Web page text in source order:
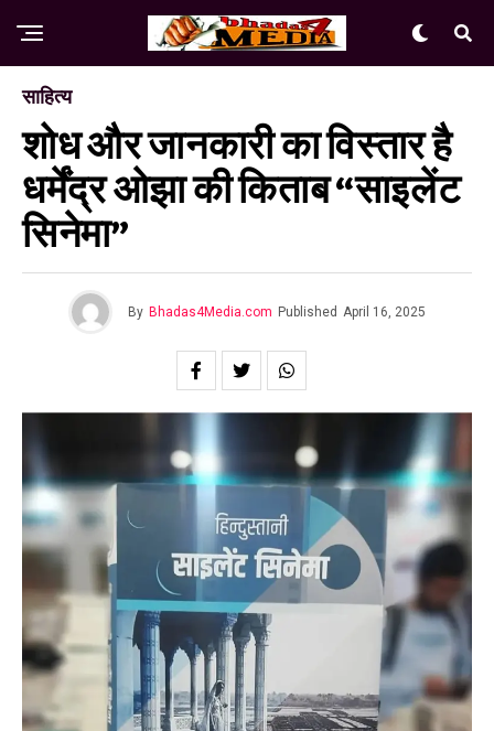
साहित्य
शोध और जानकारी का विस्तार है
धर्मेंद्र ओझा की किताब “साइलेंट
सिनेमा”
By Bhadas4Media.com Published April 16, 2025